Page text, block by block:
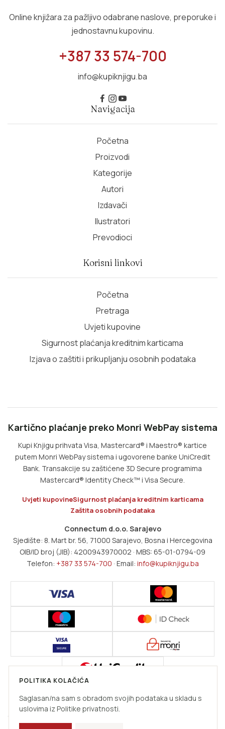
Online knjižara za pažljivo odabrane naslove, preporuke i
jednostavnu kupovinu.
+387 33 574-700
info@kupiknjigu.ba
Navigacija
Početna
Proizvodi
Kategorije
Autori
Izdavači
Ilustratori
Prevodioci
Korisni linkovi
Početna
Pretraga
Uvjeti kupovine
Sigurnost plaćanja kreditnim karticama
Izjava o zaštiti i prikupljanju osobnih podataka
Kartično plaćanje preko Monri WebPay sistema
Kupi Knjigu prihvata Visa, Mastercard® i Maestro® kartice
putem Monri WebPay sistema i ugovorene banke UniCredit
Bank. Transakcije su zaštićene 3D Secure programima
Mastercard® Identity Check™ i Visa Secure.
Uvjeti kupovineSigurnost plaćanja kreditnim karticama
Zaštita osobnih podataka
Connectum d.o.o. Sarajevo
Sjedište: 8. Mart br. 56, 71000 Sarajevo, Bosna i Hercegovina
OIB/ID broj (JIB): 4200943970002 · MBS: 65-01-0794-09
Telefon: +387 33 574-700 · Email: info@kupiknjigu.ba
osobama.
POLITIKA KOLAČIĆA
Saglasan/na sam s obradom svojih podataka u skladu s
uslovima iz Politike privatnosti.